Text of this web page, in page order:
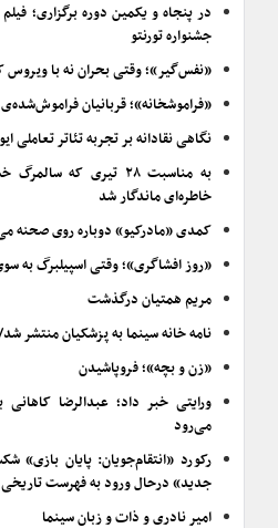
در پنجاه و یکمین دوره برگزاری؛
جشنواره تورنتو
«نفس‌گیر»؛ وقتی بحران نه با ویروس
«فراموشخانه»؛ قربانیان
نگاهی نقادانه بر تجربه تئاتر
به مناسبت ۲۸ تیری که
خاطره‌ای ماندگار شد
کمدی «مادرکیو» دوباره روی صحنه
«روز افشاگری»؛ وقتی اسپیلبرگ به
مریم همتیان درگذشت
نامه خانه سینما به پزشکیان منتشر
«زن و بچه»؛ فروپاشیدن
ورایتی خبر داد؛ عبدالرضا
می‌رود
رکورد «انتقام‌جویان: پایان بازی»
جدید» درحال ورود به فهرست
امیر نادری و ذات و زبان سینما